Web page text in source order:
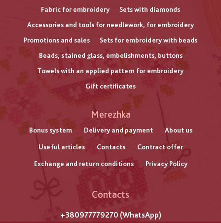
Fabric for embroidery
Sets with diamonds
Accessories and tools for needlework, for embroidery
Promotions and sales
Sets for embroidery with beads
Beads, stained glass, embelishments, buttons
Towels with an applied pattern for embroidery
Gift certificates
нижнього
колонтитулу
Merezhka
Bonus system Delivery and payment About us
Useful articles Contacts Contract offer
Exchange and return conditions Privacy Policy
Contacts
+380977779270 (WhatsApp)